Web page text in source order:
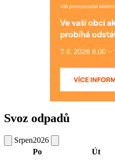
Svoz odpadů
Srpen2026
Po
Út